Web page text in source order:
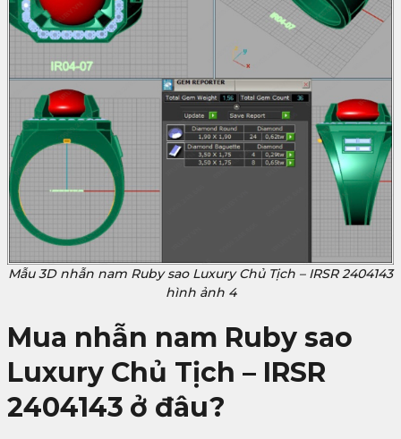
Mẫu 3D nhẫn nam Ruby sao Luxury Chủ Tịch – IRSR 2404143
hình ảnh 4
Mua nhẫn nam Ruby sao
Luxury Chủ Tịch – IRSR
2404143 ở đâu?